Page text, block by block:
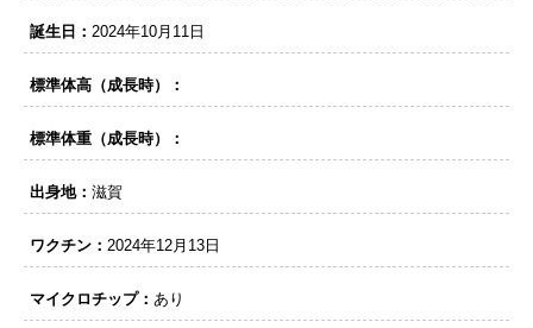
誕生日： 2024年10月11日
標準体高（成長時）：
標準体重（成長時）：
出身地： 滋賀
ワクチン： 2024年12月13日
マイクロチップ： あり